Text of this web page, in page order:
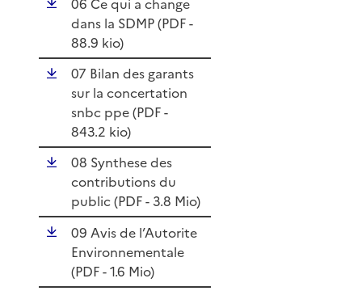
dans la SDMP (PDF-
88.9 kio)
07 Bilan des garants
sur la concertation
snbc ppe (PDF-
843.2 kio)
08 Synthese des
contributions du
public (PDF- 3.8 Mio)
09 Avis de l’Autorite
Environnementale
(PDF- 1.6 Mio)